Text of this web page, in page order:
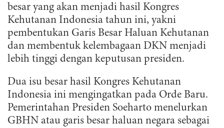
besar yang akan menjadi hasil Kongres
Kehutanan Indonesia tahun ini, yakni
pembentukan Garis Besar Haluan Kehutanan
dan membentuk kelembagaan DKN menjadi
lebih tinggi dengan keputusan presiden.
Dua isu besar hasil Kongres Kehutanan
Indonesia ini mengingatkan pada Orde Baru.
Pemerintahan Presiden Soeharto menelurkan
GBHN atau garis besar haluan negara sebagai